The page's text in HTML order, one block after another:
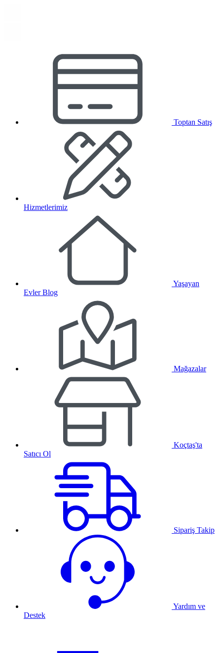
Toptan Satış
Hizmetlerimiz
Yaşayan
Evler Blog
Mağazalar
Koçtaş'ta
Satıcı Ol
Sipariş Takip
Yardım ve
Destek